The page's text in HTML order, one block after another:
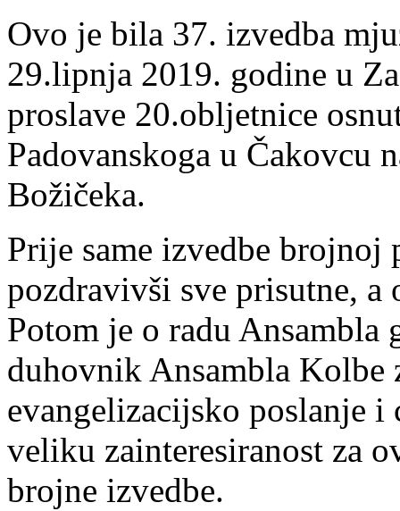
Ovo je bila 37. izvedba
29.lipnja 2019. godine u
proslave 20.obljetnice
Padovanskoga u Čakovcu
Božičeka.
Prije same izvedbe
pozdravivši sve prisutne, a
Potom je o radu
duhovnik Ansambla
evangelizacijsko poslanje
veliku zainteresiranost za
brojne izvedbe.